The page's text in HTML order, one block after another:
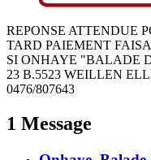
REPONSE ATTENDUE
TARD PAIEMENT
SI ONHAYE "BALADE
23 B.5523 WEILLEN
0476/807643
1 Message